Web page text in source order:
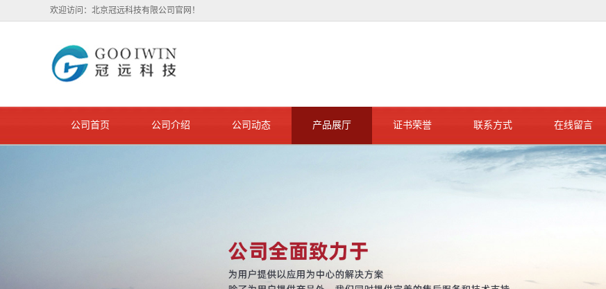
欢迎访问：北京冠远科技有限公司官网！
公司首页 公司介绍 公司动态 产品展厅 证书荣誉 联系方式 在线留言